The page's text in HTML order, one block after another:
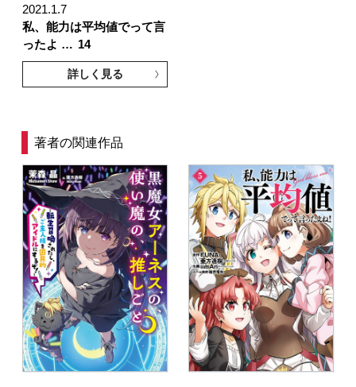
2021.1.7
私、能力は平均値でって言
ったよ … 14
詳しく見る
著者の関連作品